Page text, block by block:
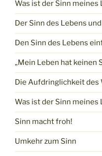
Was ist der Sinn meines
Der Sinn des Lebens
Den Sinn des Lebens
„Mein Leben hat keinen
Die Aufdringlichkeit
Was ist der Sinn meines
Sinn macht froh!
Umkehr zum Sinn